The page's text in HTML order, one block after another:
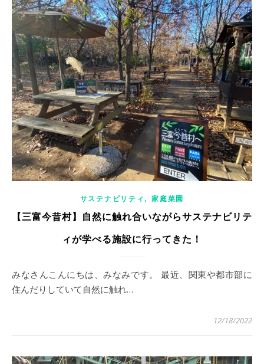
サステナビリティ ,家庭菜園
【三富今昔村】自然に触れ合いながらサステナビリテ
ィが学べる施設に行ってきた！
みなさんこんにちは、みなみです。 最近、関東や都市部に
住んだりしていて自然に触れ…
12/18/2022